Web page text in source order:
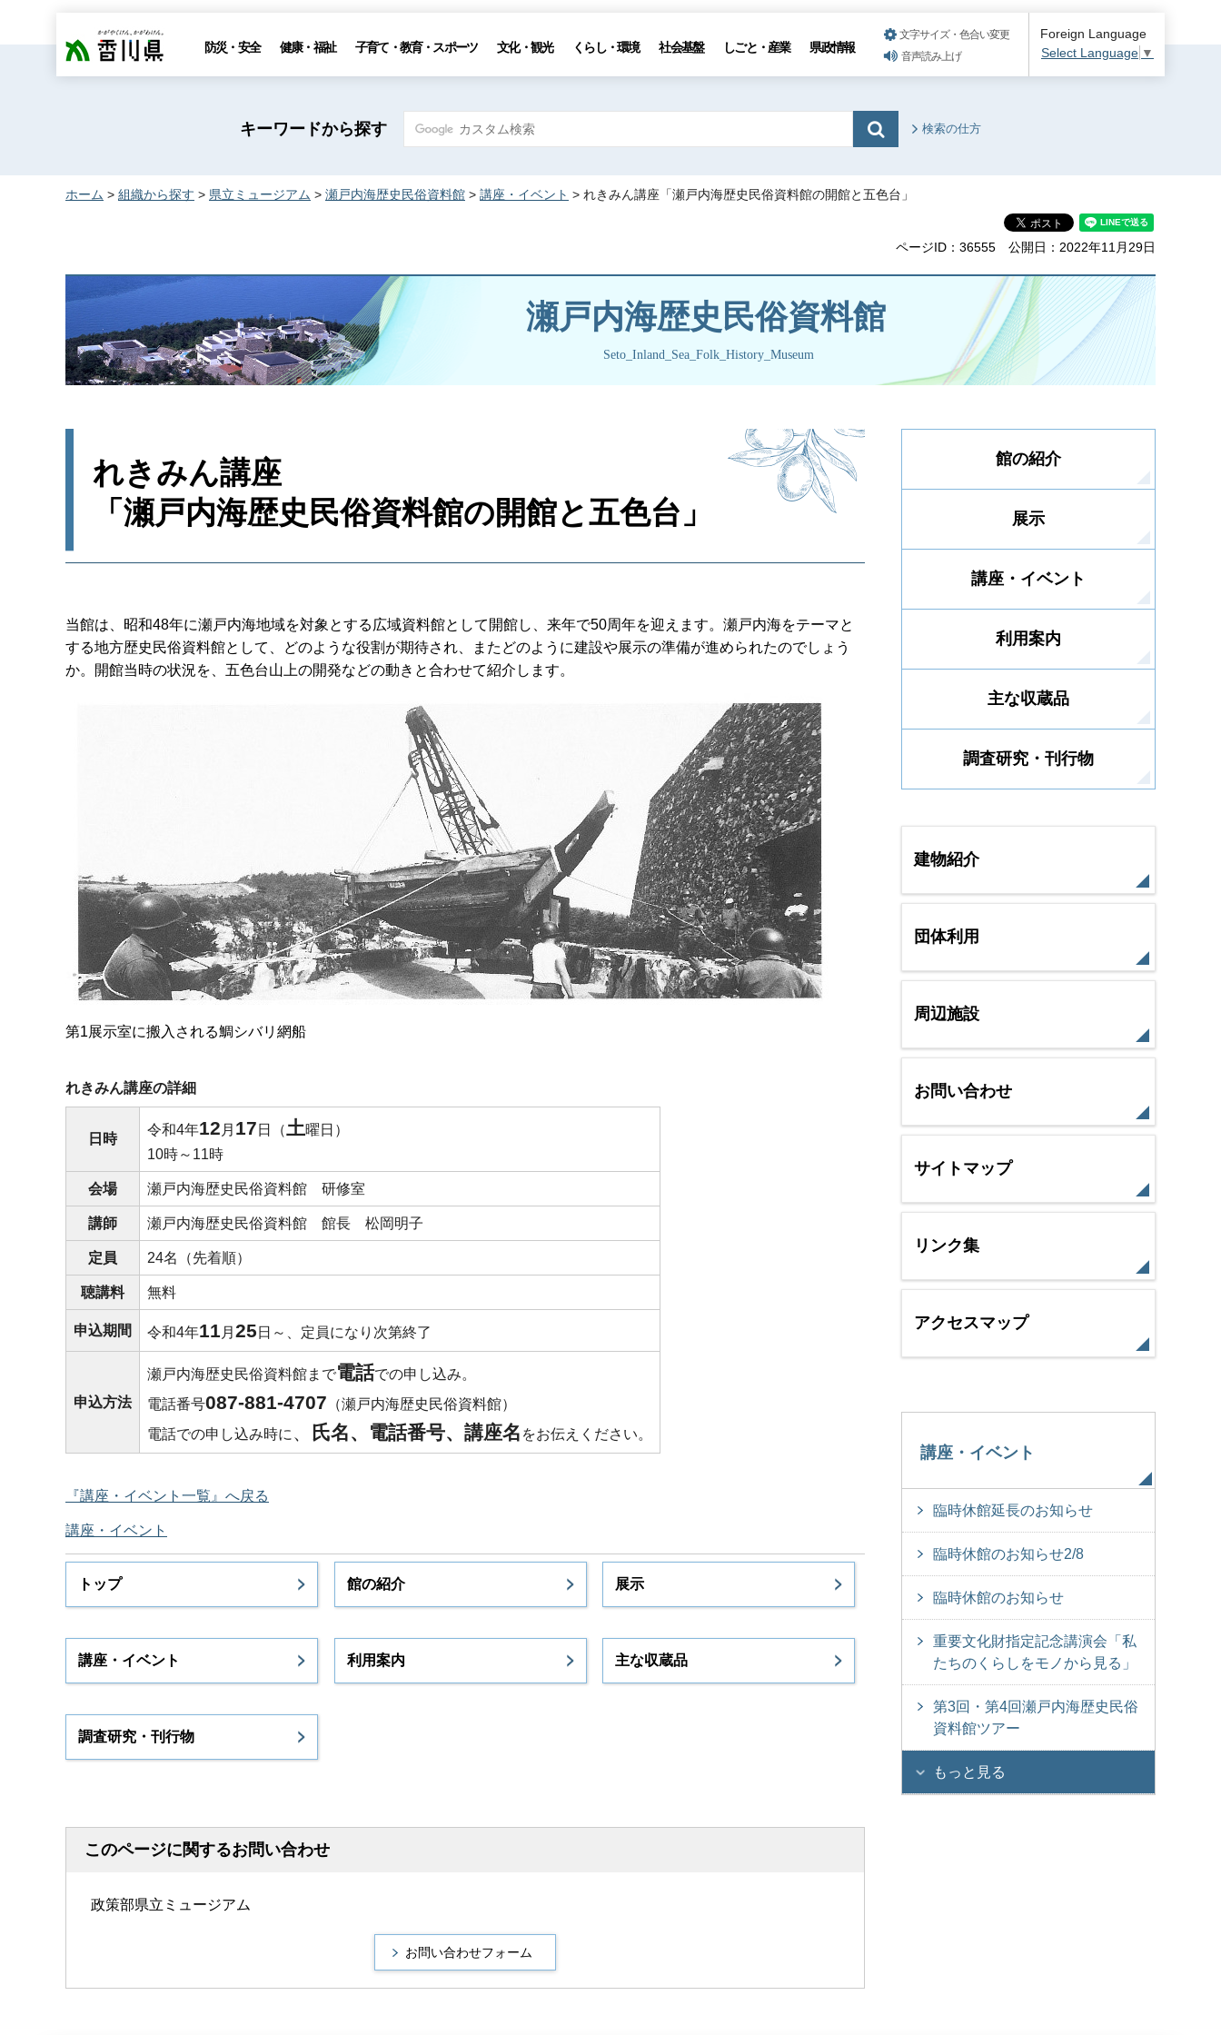
香川県 防災・安全 健康・福祉 子育て・教育・スポーツ 文化・観光 くらし・環境 社会基盤 しごと・産業 県政情報
文字サイズ・色合い変更
音声読み上げ
Foreign Language
Select Language ▼
キーワードから探す 検索の仕方
ホーム > 組織から探す > 県立ミュージアム > 瀬戸内海歴史民俗資料館 > 講座・イベント > れきみん講座「瀬戸内海歴史民俗資料館の開館と五色台」
ページID：36555 公開日：2022年11月29日
瀬戸内海歴史民俗資料館
Seto_Inland_Sea_Folk_History_Museum
れきみん講座
「瀬戸内海歴史民俗資料館の開館と五色台」
当館は、昭和48年に瀬戸内海地域を対象とする広域資料館として開館し、来年で50周年を迎えます。瀬戸内海をテーマと
する地方歴史民俗資料館として、どのような役割が期待され、またどのように建設や展示の準備が進められたのでしょう
か。開館当時の状況を、五色台山上の開発などの動きと合わせて紹介します。
第1展示室に搬入される鯛シバリ網船
れきみん講座の詳細
日時
令和4年12 月 17 日（土曜日）
10時～11時
会場 瀬戸内海歴史民俗資料館 研修室
講師 瀬戸内海歴史民俗資料館 館長 松岡明子
定員 24名（先着順）
聴講料 無料
申込期間 令和4年11 月 25 日～、定員になり次第終了
申込方法
瀬戸内海歴史民俗資料館まで電話での申し込み。
電話番号087-881-4707 （瀬戸内海歴史民俗資料館）
電話での申し込み時に 、 氏名、電話番号、講座名 をお伝えください。
『講座・イベント一覧』へ戻る
講座・イベント
トップ
講座・イベント
調査研究・刊行物
館の紹介
利用案内
展示
主な収蔵品
このページに関するお問い合わせ
政策部県立ミュージアム
館の紹介
展示
講座・イベント
利用案内
主な収蔵品
調査研究・刊行物
建物紹介
団体利用
周辺施設
お問い合わせ
サイトマップ
リンク集
アクセスマップ
講座・イベント
臨時休館延長のお知らせ
臨時休館のお知らせ2/8
臨時休館のお知らせ
重要文化財指定記念講演会「私
たちのくらしをモノから見る」
第3回・第4回瀬戸内海歴史民俗
資料館ツアー
もっと見る